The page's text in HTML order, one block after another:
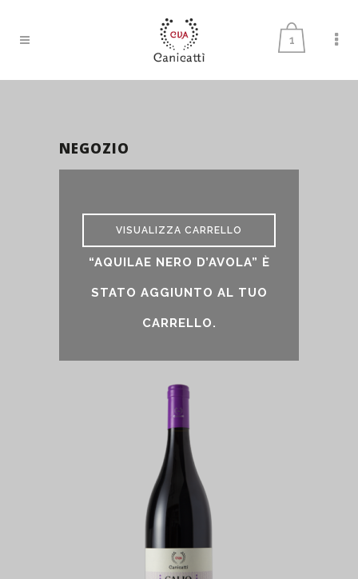
1
NEGOZIO
VISUALIZZA CARRELLO
“AQUILAE NERO D’AVOLA” È
STATO AGGIUNTO AL TUO
CARRELLO.